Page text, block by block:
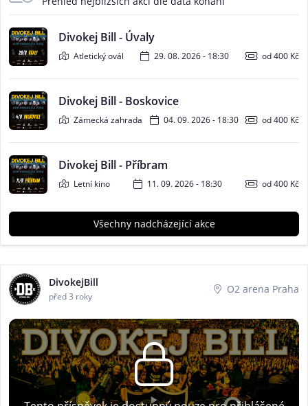
Divokej Bill - Úvaly
Atletický ovál 29. 08. 2026 - 18:30 od 400 Kč
Divokej Bill - Boskovice
Zámecká zahrada 04. 09. 2026 - 18:30 od 400 Kč
Divokej Bill - Příbram
Letní kino 11. 09. 2026 - 18:30 od 400 Kč
Všechny nadcházející akce
DivokejBill
před 3 roky
O2 arena Praha